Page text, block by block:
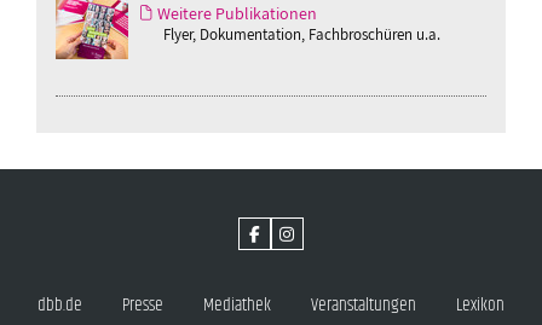
Weitere Publikationen
Flyer, Dokumentation, Fachbroschüren u.a.
dbb.de Presse Mediathek Veranstaltungen Lexikon